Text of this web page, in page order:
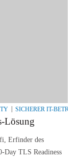
SICHERER IT-BETRIEB
Lösung
Erfinder des
Day TLS Readiness